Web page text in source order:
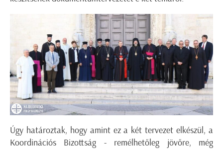
Úgy határoztak, hogy amint ez a két tervezet elkészül, a
Koordinációs Bizottság - remélhetőleg jövőre, még